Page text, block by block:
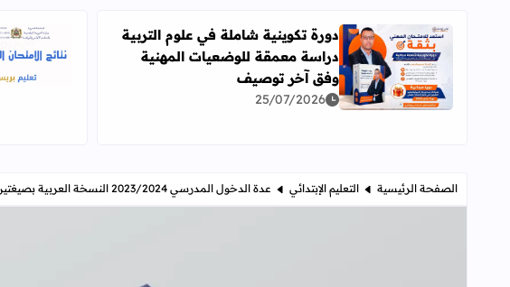
اقرأ المزيد عن دورة تكوينية شاملة في علوم التربية دراسة معمقة
دورة تكوينية شاملة في علوم التربية
دراسة معمقة للوضعيات المهنية
وفق آخر توصيف
25/07/2026
الصفحة الرئيسية التعليم الإبتدائي عدة الدخول المدرسي 2023/2024 النسخة العربية بصيغتين [PDF] و [DOCX]